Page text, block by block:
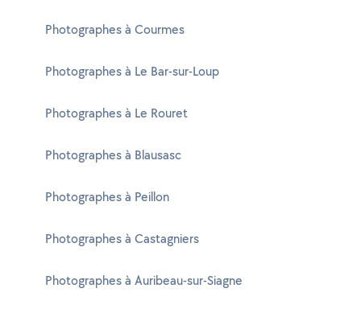
Photographes à Courmes
Photographes à Le Bar-sur-Loup
Photographes à Le Rouret
Photographes à Blausasc
Photographes à Peillon
Photographes à Castagniers
Photographes à Auribeau-sur-Siagne